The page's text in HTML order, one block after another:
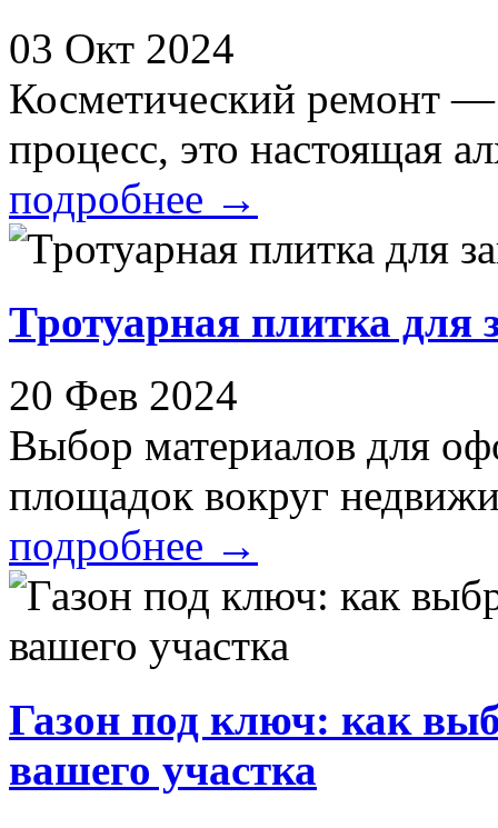
03 Окт 2024
Косметический ремонт —
процесс, это настоящая
подробнее →
Тротуарная плитка для
20 Фев 2024
Выбор материалов для
площадок вокруг
подробнее →
Газон под ключ: как
вашего участка